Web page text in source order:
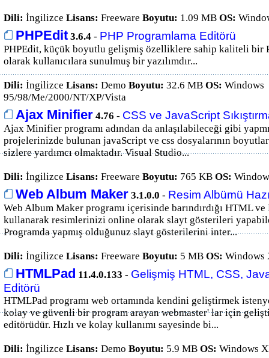
Dili: İngilizce Lisans: Freeware Boyutu: 1.09 MB OS:
PHPEdit 3.6.4 - PHP Programlama Editörü
PHPEdit, küçük boyutlu gelişmiş özelliklere sahip kaliteli bir
olarak kullanıcılara sunulmuş bir yazılımdır...
Dili: İngilizce Lisans: Demo Boyutu: 32.6 MB OS: Windows
95/98/Me/2000/NT/XP/Vista
Ajax Minifier 4.76 - CSS ve JavaScript
Ajax Minifier programı adından da anlaşılabileceği gibi
projelerinizde bulunan javaScript ve css dosyalarının
sizlere yardımcı olmaktadır. Visual Studio...
Dili: İngilizce Lisans: Freeware Boyutu: 765 KB OS:
Web Album Maker 3.1.0.0 - Resim Albümü
Web Album Maker programı içerisinde barındırdığı HTML ve
kullanarak resimlerinizi online olarak slayt gösterileri
Programda yapmış olduğunuz slayt gösterilerini inter...
Dili: İngilizce Lisans: Freeware Boyutu: 5 MB OS: Windows
HTMLPad 11.4.0.133 - Gelişmiş HTML, CSS,
Editörü
HTMLPad programı web ortamında kendini geliştirmek
kolay ve güvenli bir program arayan webmaster' lar için
editörüdür. Hızlı ve kolay kullanımı sayesinde bi...
Dili: İngilizce Lisans: Demo Boyutu: 5.9 MB OS: Windows